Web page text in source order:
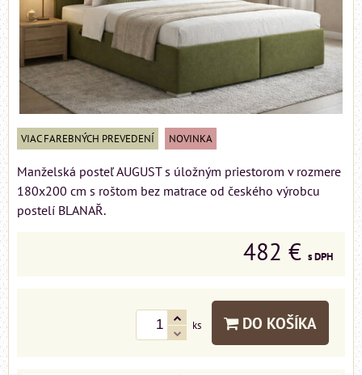
VIAC FAREBNÝCH PREVEDENÍ NOVINKA
Manželská posteľ AUGUST s úložným priestorom v rozmere
180x200 cm s roštom bez matrace od českého výrobcu
postelí BLANAŘ.
482 € s DPH
ks DO KOŠÍKA